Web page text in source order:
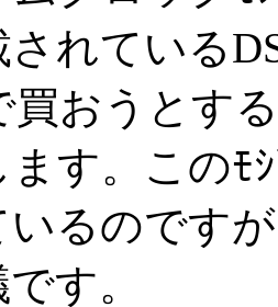
れている
買おうとす
す。このﾓ
るのです
す。